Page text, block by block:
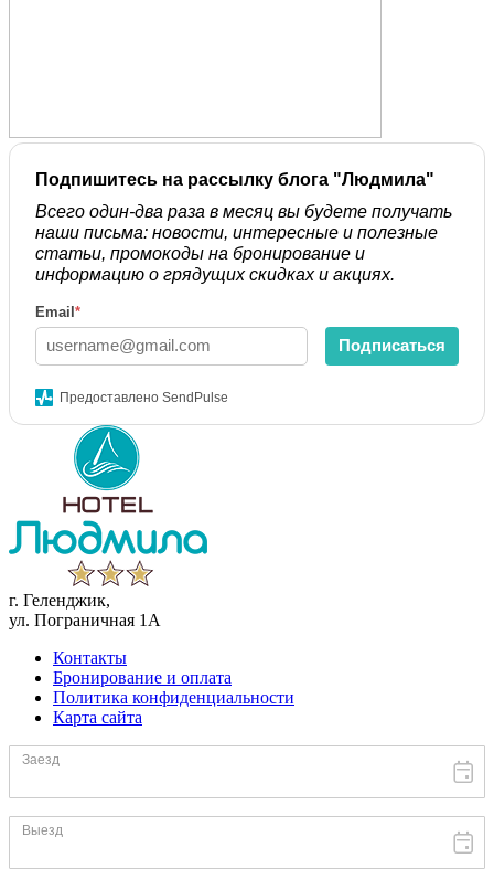
Подпишитесь на рассылку блога "Людмила"
Всего один-два раза в месяц вы будете получать
наши письма: новости, интересные и полезные
статьи, промокоды на бронирование и
информацию о грядущих скидках и акциях.
Email *
Подписаться
Предоставлено SendPulse
г. Геленджик,
ул. Пограничная 1А
Контакты
Бронирование и оплата
Политика конфиденциальности
Карта сайта